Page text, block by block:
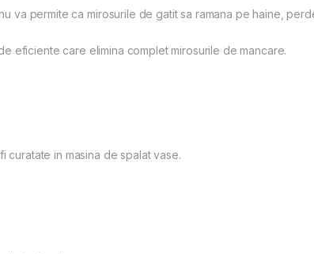
permite ca mirosurile de gatit sa ramana pe haine,
eficiente care elimina complet mirosurile de mancare.
curatate in masina de spalat vase.